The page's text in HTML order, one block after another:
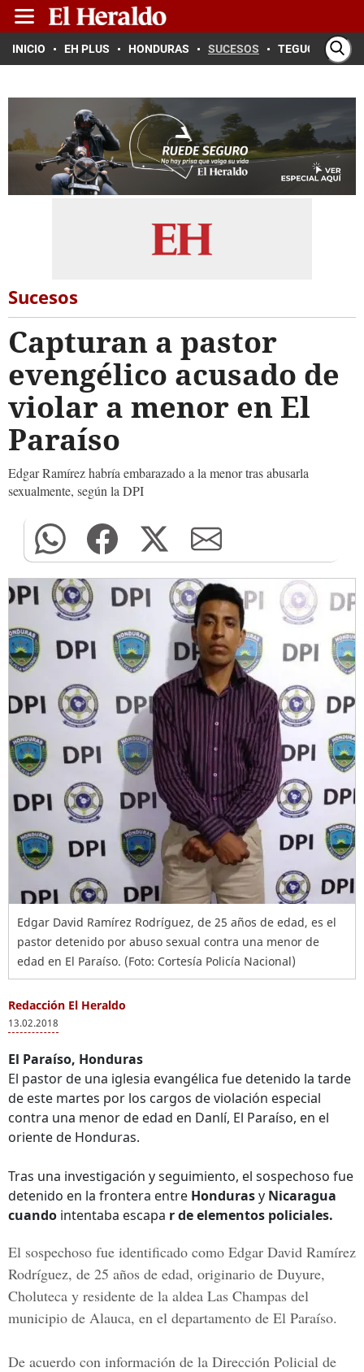
INICIO EH PLUS HONDURAS SUCESOS TEGUCIGALPA
Sucesos
Capturan a pastor
evengélico acusado de
violar a menor en El
Paraíso
Edgar Ramírez habría embarazado a la menor tras abusarla
sexualmente, según la DPI
Edgar David Ramírez Rodríguez, de 25 años de edad, es el
pastor detenido por abuso sexual contra una menor de
edad en El Paraíso. (Foto: Cortesía Policía Nacional)
Redacción El Heraldo
13.02.2018
El Paraíso, Honduras
El pastor de una iglesia evangélica fue detenido la tarde
de este martes por los cargos de violación especial
contra una menor de edad en Danlí, El Paraíso, en el
oriente de Honduras.
Tras una investigación y seguimiento, el sospechoso fue
detenido en la frontera entre Hondurasy Nicaragua
cuando intentaba escapa r de elementos policiales.
El sospechoso fue identificado como Edgar David Ramírez
Rodríguez, de 25 años de edad, originario de Duyure,
Choluteca y residente de la aldea Las Champas del
municipio de Alauca, en el departamento de El Paraíso.
De acuerdo con información de la Dirección Policial de